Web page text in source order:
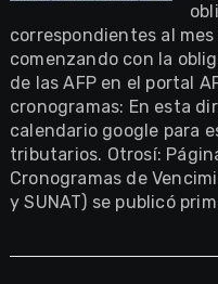
correspondientes al
comenzando con la
de las AFP en el portal
cronogramas: En esta
calendario google para
tributarios. Otrosí:
Cronogramas de
y SUNAT) se publicó